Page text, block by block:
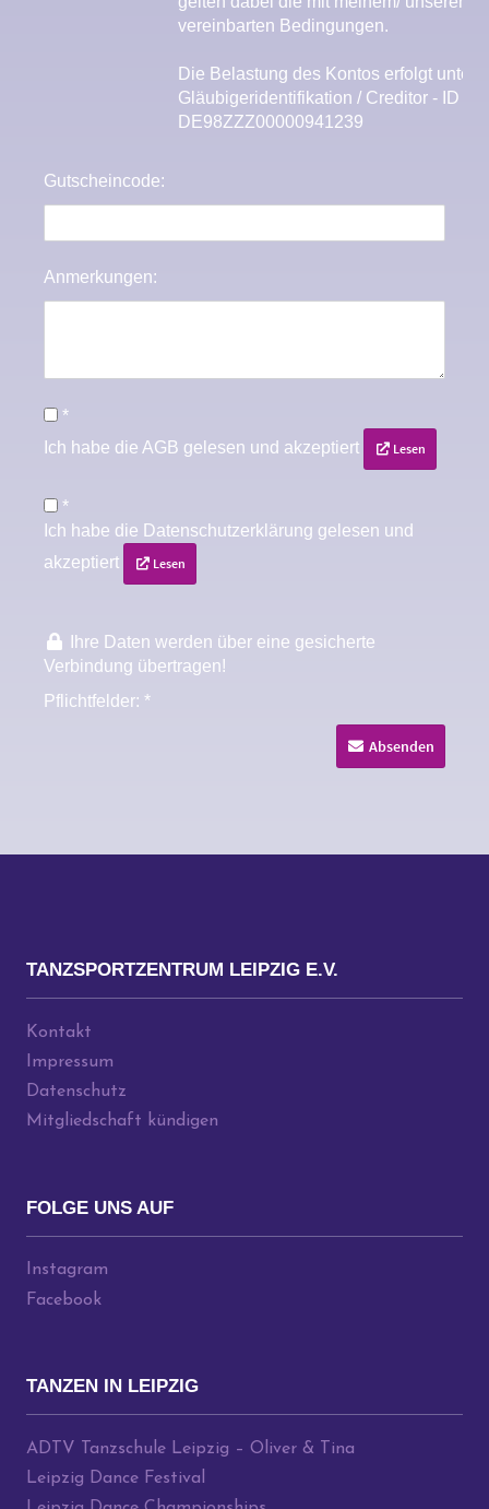
TANZSPORTZENTRUM LEIPZIG E.V.
Kontakt
Impressum
Datenschutz
Mitgliedschaft kündigen
FOLGE UNS AUF
Instagram
Facebook
TANZEN IN LEIPZIG
ADTV Tanzschule Leipzig – Oliver & Tina
Leipzig Dance Festival